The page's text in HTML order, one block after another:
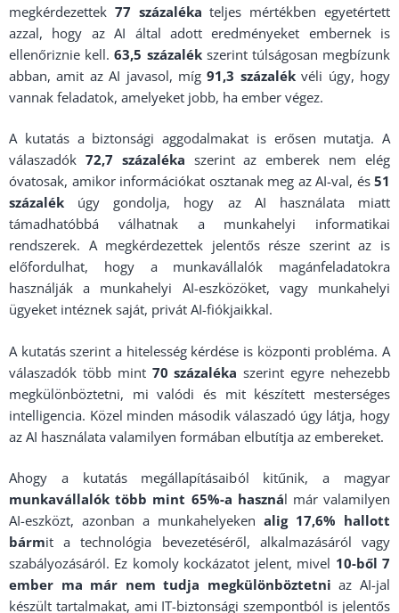
megkérdezettek 77 százaléka teljes mértékben egyetértett
azzal, hogy az AI által adott eredményeket embernek is
ellenőriznie kell.63,5 százalékszerint túlságosan megbízunk
abban, amit az AI javasol, míg91,3 százalékvéli úgy, hogy
vannak feladatok, amelyeket jobb, ha ember végez.
A kutatás a biztonsági aggodalmakat is erősen mutatja. A
válaszadók 72,7 százaléka szerint az emberek nem elég
óvatosak, amikor információkat osztanak meg az AI-val, és 51
százalék úgy gondolja, hogy az AI használata miatt
támadhatóbbá válhatnak a munkahelyi informatikai
rendszerek. A megkérdezettek jelentős része szerint az is
előfordulhat, hogy a munkavállalók magánfeladatokra
használják a munkahelyi AI-eszközöket, vagy munkahelyi
ügyeket intéznek saját, privát AI-fiókjaikkal.
A kutatás szerint a hitelesség kérdése is központi probléma. A
válaszadók több mint 70 százaléka szerint egyre nehezebb
megkülönböztetni, mi valódi és mit készített mesterséges
intelligencia. Közel minden második válaszadó úgy látja, hogy
az AI használata valamilyen formában elbutítja az embereket.
Ahogy a kutatás megállapításaiból kitűnik, a magyar
munkavállalók több mint 65%-a használ már valamilyen
AI-eszközt, azonban a munkahelyeken alig 17,6% hallott
bármit a technológia bevezetéséről, alkalmazásáról vagy
szabályozásáról. Ez komoly kockázatot jelent, mivel 10-ből 7
ember ma már nem tudja megkülönböztetni az AI-jal
készült tartalmakat, ami IT-biztonsági szempontból is jelentős